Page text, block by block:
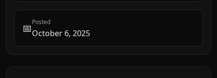
📅Posted
October 6, 2025